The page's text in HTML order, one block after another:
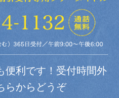
便利です！受付時間外
らからどうぞ